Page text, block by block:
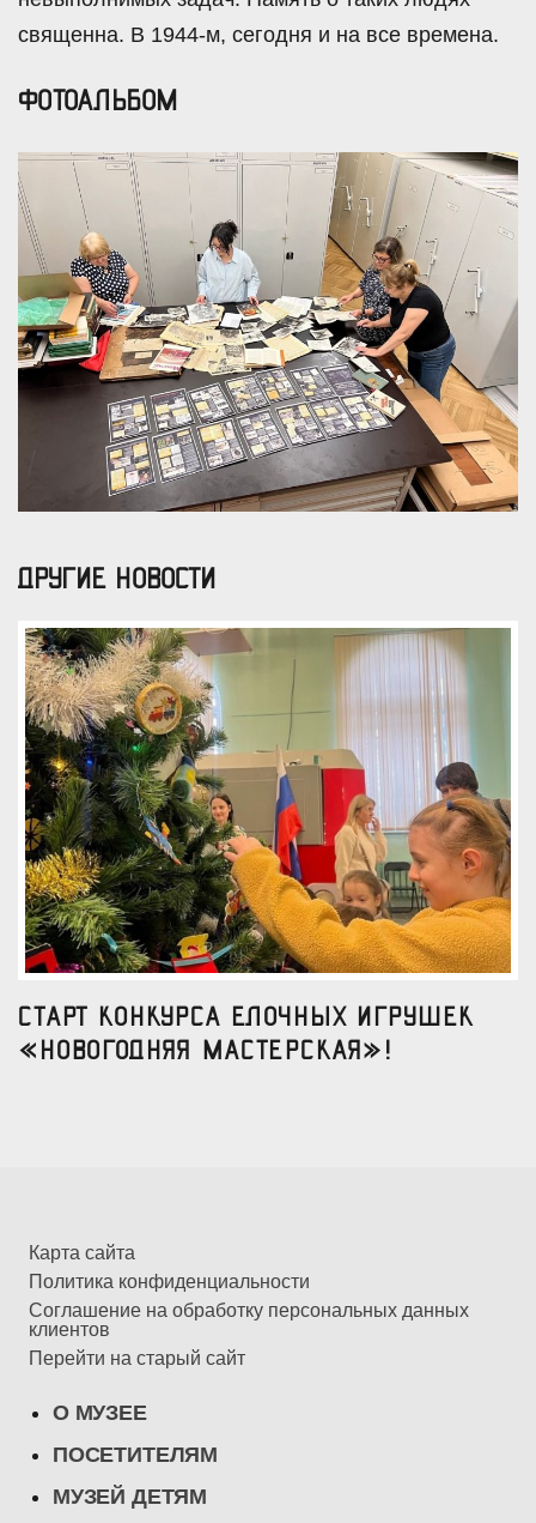
священна. В 1944-м, сегодня и на все времена.
ФОТОАЛЬБОМ
ДРУГИЕ НОВОСТИ
Старт конкурса елочных игрушек
«Новогодняя мастерская»!
Карта сайта
Политика конфиденциальности
Соглашение на обработку персональных данных
клиентов
Перейти на старый сайт
О МУЗЕЕ
ПОСЕТИТЕЛЯМ
МУЗЕЙ ДЕТЯМ